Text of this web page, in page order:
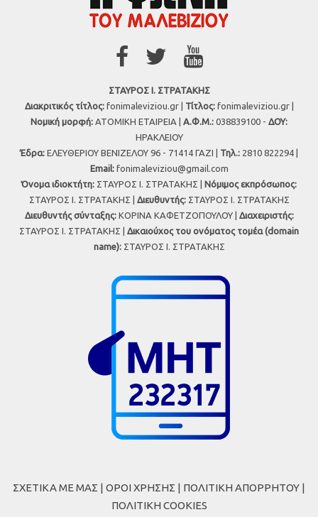
ΣΤΑΥΡΟΣ Ι. ΣΤΡΑΤΑΚΗΣ
Διακριτικός τίτλος:fonimaleviziou.gr | Τίτλος:fonimaleviziou.gr |
Νομική μορφή: ΑΤΟΜΙΚΗ ΕΤΑΙΡΕΙΑ | Α.Φ.Μ.: 038839100 - ΔΟΥ:
ΗΡΑΚΛΕΙΟΥ
Έδρα: ΕΛΕΥΘΕΡΙΟΥ ΒΕΝΙΖΕΛΟΥ 96 - 71414 ΓΑΖΙ | Τηλ.: 2810 822294 |
Εmail: fonimaleviziou@gmail.com
Όνομα ιδιοκτήτη: ΣΤΑΥΡΟΣ Ι. ΣΤΡΑΤΑΚΗΣ | Νόμιμος εκπρόσωπος:
ΣΤΑΥΡΟΣ Ι. ΣΤΡΑΤΑΚΗΣ | Διευθυντής:ΣΤΑΥΡΟΣ Ι. ΣΤΡΑΤΑΚΗΣ
Διευθυντής σύνταξης:ΚΟΡΙΝΑ ΚΑΦΕΤΖΟΠΟΥΛΟΥ | Διαχειριστής:
ΣΤΑΥΡΟΣ Ι. ΣΤΡΑΤΑΚΗΣ | Δικαιούχος του ονόματος τομέα (domain
name):ΣΤΑΥΡΟΣ Ι. ΣΤΡΑΤΑΚΗΣ
ΣΧΕΤΙΚΑ ΜΕ ΜΑΣ | ΟΡΟΙ ΧΡΗΣΗΣ | ΠΟΛΙΤΙΚΗ ΑΠΟΡΡΗΤΟΥ |
ΠΟΛΙΤΙΚΗ COOKIES